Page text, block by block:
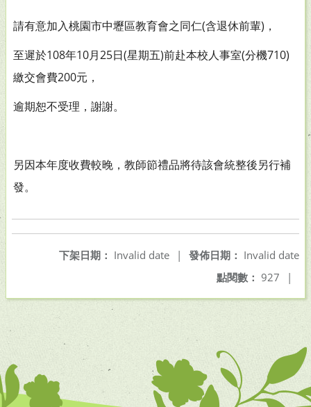
請有意加入桃園市中壢區教育會之同仁(含退休前輩)，
至遲於108年10月25日(星期五)前赴本校人事室(分機710)
繳交會費200元，
逾期恕不受理，謝謝。
另因本年度收費較晚，教師節禮品將待該會統整後另行補
發。
發佈日期： Invalid date
下架日期： Invalid date
|
點閱數： 927 |